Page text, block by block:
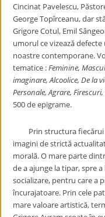
Cincinat Pavelescu,
George Topîrceanu, dar
Grigore Cotul, Emil
umorul ce vizează
noastre contemporane.
tematice :Feminine,
imaginare, Alcoolice, De la
Personale, Agrare,
500 de epigrame.
Prin structura fiecărui
imagini de strictă
morală. O mare parte
de a ajunge la tipar, spre
socializare, pentru care a
încurajatoare. Prin cele
mare valoare artistică,